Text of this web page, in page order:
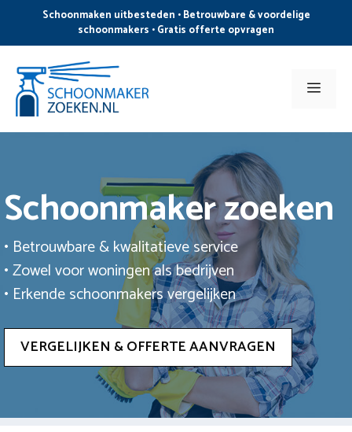
de
inhoud
Schoonmaken uitbesteden • Betrouwbare & voordelige
schoonmakers • Gratis offerte opvragen
Menu
Schoonmaker zoeken
• Betrouwbare & kwalitatieve service
• Zowel voor woningen als bedrijven
• Erkende schoonmakers vergelijken
VERGELIJKEN & OFFERTE AANVRAGEN